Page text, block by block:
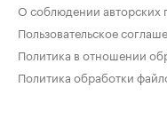
О соблюдении авторских
Пользовательское
Политика в отношении
Политика обработки